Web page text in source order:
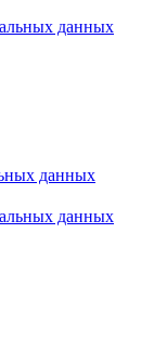
данных
данных
данных